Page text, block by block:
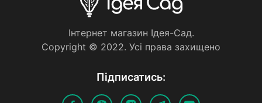
Iнтернет магазин Iдея-Сад.
Copyright © 2022. Усi права захищено
Пiдписатись: